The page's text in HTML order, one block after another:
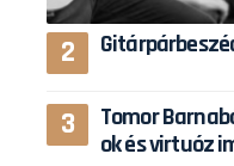
Tomor
ok és virtuóz